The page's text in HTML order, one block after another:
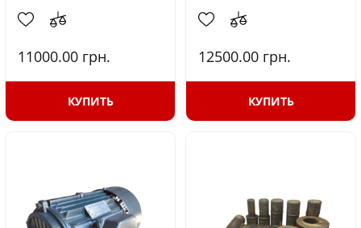
11000.00 грн.
КУПИТЬ
12500.00 грн.
КУПИТЬ